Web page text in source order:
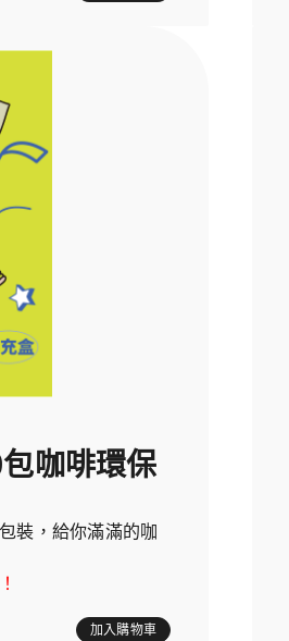
咖啡環保
裝，給你滿滿的咖
加入購物車